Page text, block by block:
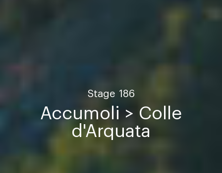
Stage 186
Accumoli > Colle
d'Arquata